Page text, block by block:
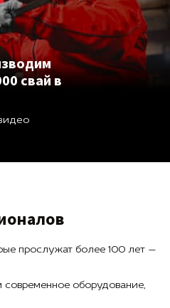
свай в
прослужат более 100 лет —
оборудование,